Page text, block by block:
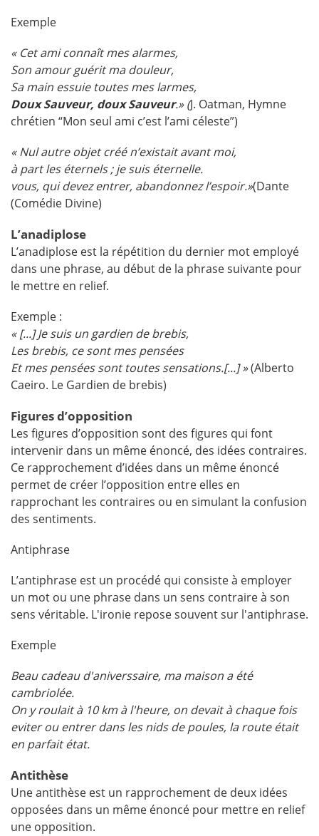
Exemple
« Cet ami connaît mes alarmes,
Son amour guérit ma douleur,
Sa main essuie toutes mes larmes,
Doux Sauveur, doux Sauveur.» (J. Oatman, Hymne
chrétien “Mon seul ami c’est l’ami céleste”)
« Nul autre objet créé n’existait avant moi,
à part les éternels ; je suis éternelle.
vous, qui devez entrer, abandonnez l’espoir.»(Dante
(Comédie Divine)
L’anadiplose
L’anadiplose est la répétition du dernier mot employé
dans une phrase, au début de la phrase suivante pour
le mettre en relief.
Exemple :
« [...] Je suis un gardien de brebis,
Les brebis, ce sont mes pensées
Et mes pensées sont toutes sensations.[...] »(Alberto
Caeiro. Le Gardien de brebis)
Figures d’opposition
Les figures d’opposition sont des figures qui font
intervenir dans un même énoncé, des idées contraires.
Ce rapprochement d’idées dans un même énoncé
permet de créer l’opposition entre elles en
rapprochant les contraires ou en simulant la confusion
des sentiments.
Antiphrase
L’antiphrase est un procédé qui consiste à employer
un mot ou une phrase dans un sens contraire à son
sens véritable. L'ironie repose souvent sur l'antiphrase.
Exemple
Beau cadeau d'aniverssaire, ma maison a été
cambriolée.
On y roulait à 10 km à l'heure, on devait à chaque fois
eviter ou entrer dans les nids de poules, la route était
en parfait état.
Antithèse
Une antithèse est un rapprochement de deux idées
opposées dans un même énoncé pour mettre en relief
une opposition.